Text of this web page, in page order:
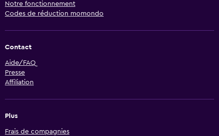
Notre fonctionnement
Codes de réduction momondo
Contact
Aide/FAQ
Presse
Affiliation
Plus
Frais de compagnies